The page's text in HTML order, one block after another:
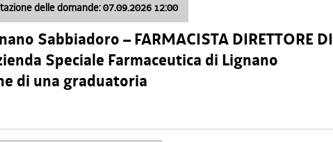
delle domande: 07.09.2026 12:00
Sabbiadoro – FARMACISTA DIRETTORE DI
Speciale Farmaceutica di Lignano
di una graduatoria